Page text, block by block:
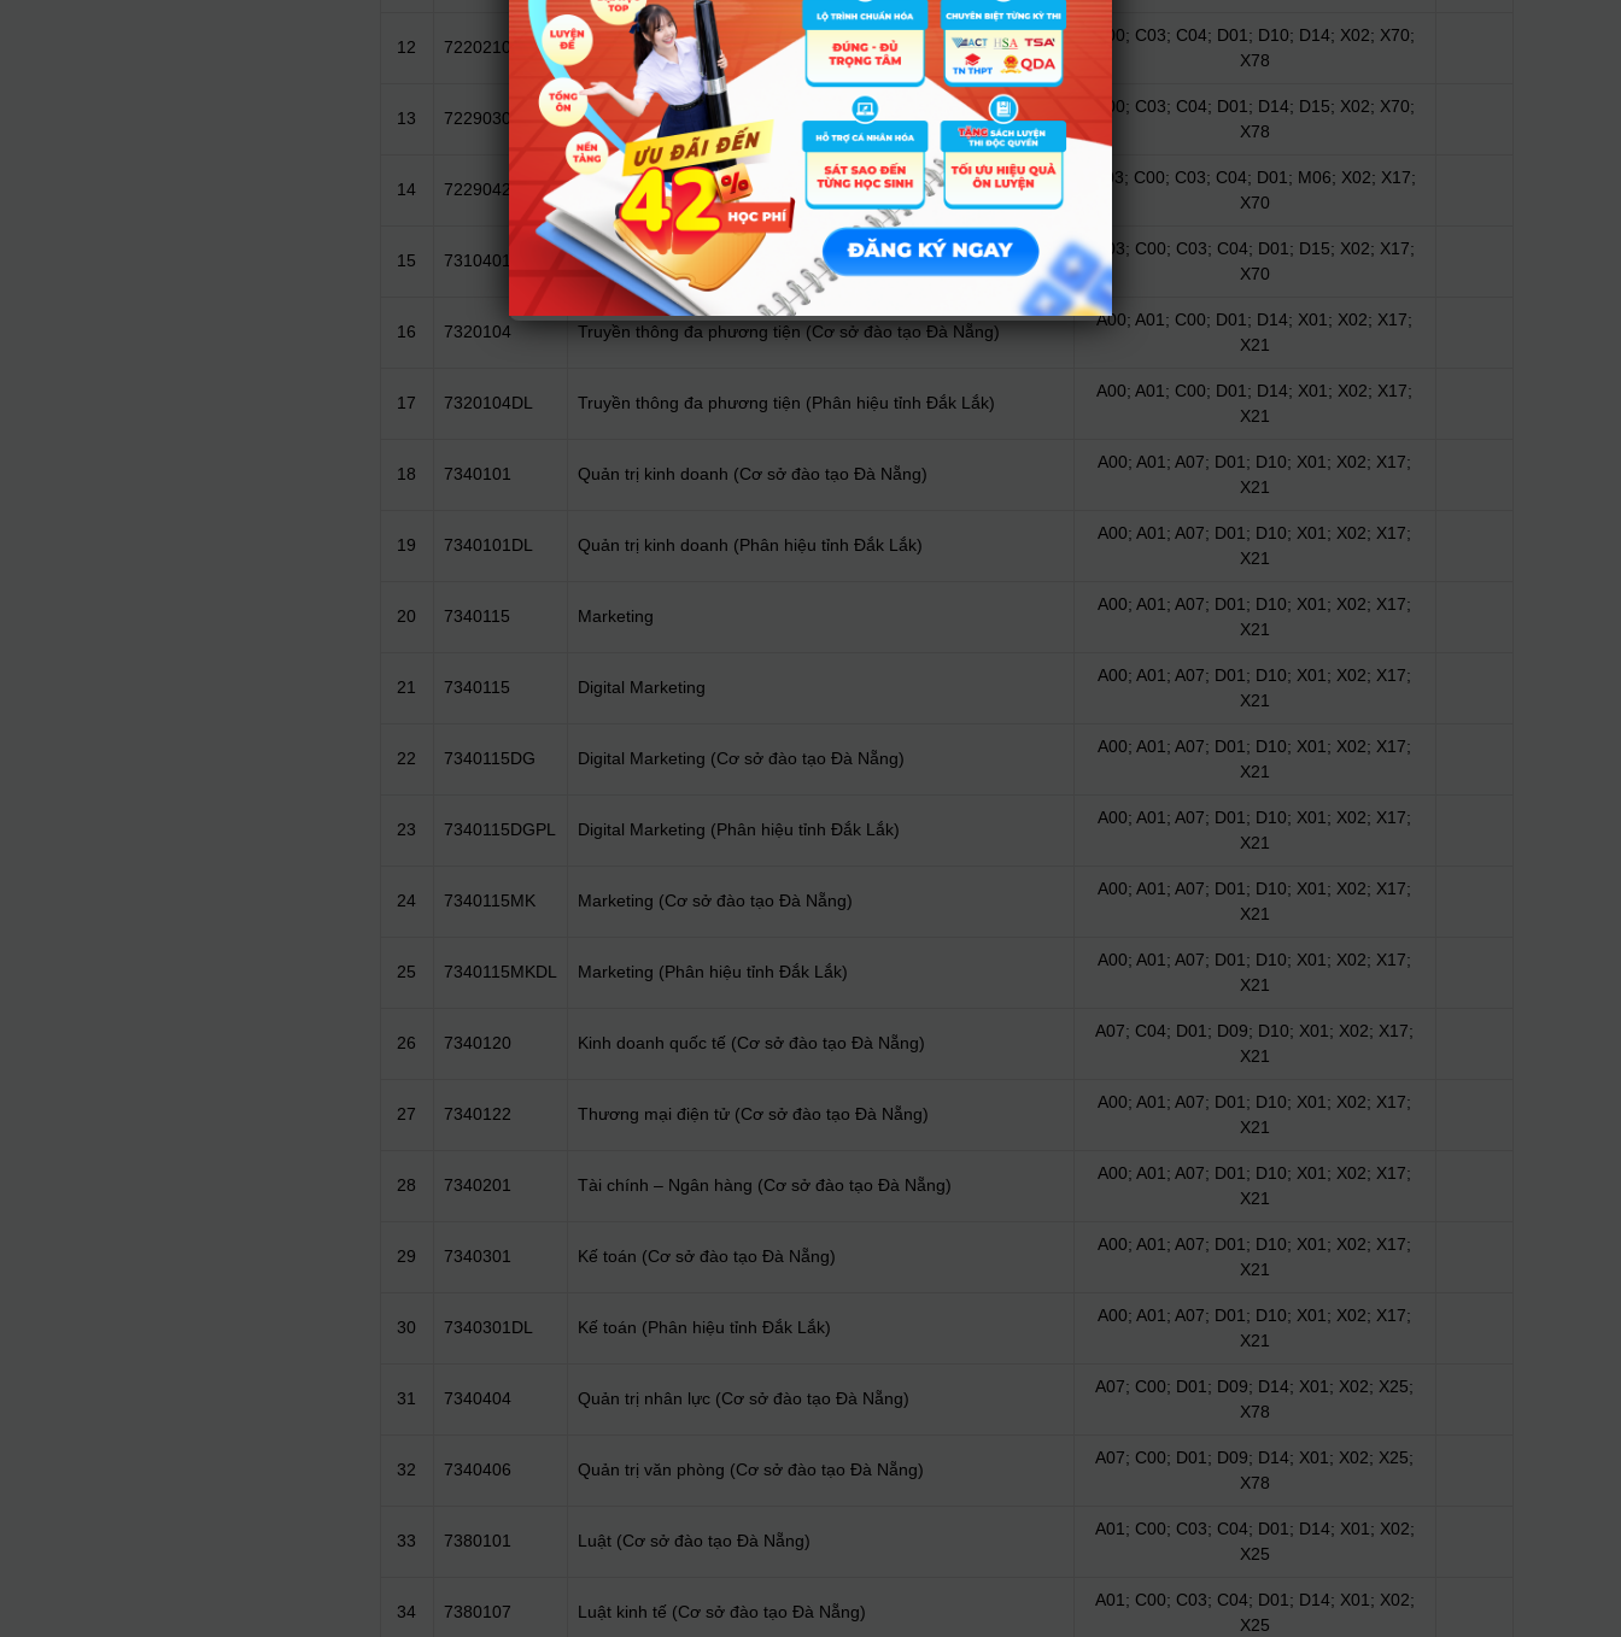
12 7220210 Ngôn ngữ Hàn Quốc (Cơ sở đào tạo Đà Nẵng)
C00; C03; C04; D01; D10; D14; X02; X70;
X78
13 7229030 Văn học (Cơ sở đào tạo Đà Nẵng)
C00; C03; C04; D01; D14; D15; X02; X70;
X78
14 7229042 Quản lý văn hoá (Cơ sở đào tạo Đà Nẵng)
B03; C00; C03; C04; D01; M06; X02; X17;
X70
15 7310401 Tâm lý học (Cơ sở đào tạo Đà Nẵng)
B03; C00; C03; C04; D01; D15; X02; X17;
X70
16 7320104 Truyền thông đa phương tiện (Cơ sở đào tạo Đà Nẵng)
A00; A01; C00; D01; D14; X01; X02; X17;
X21
17 7320104DL Truyền thông đa phương tiện (Phân hiệu tỉnh Đắk Lắk)
A00; A01; C00; D01; D14; X01; X02; X17;
X21
18 7340101 Quản trị kinh doanh (Cơ sở đào tạo Đà Nẵng)
A00; A01; A07; D01; D10; X01; X02; X17;
X21
19 7340101DL Quản trị kinh doanh (Phân hiệu tỉnh Đắk Lắk)
A00; A01; A07; D01; D10; X01; X02; X17;
X21
20 7340115 Marketing
A00; A01; A07; D01; D10; X01; X02; X17;
X21
21 7340115 Digital Marketing
A00; A01; A07; D01; D10; X01; X02; X17;
X21
22 7340115DG Digital Marketing (Cơ sở đào tạo Đà Nẵng)
A00; A01; A07; D01; D10; X01; X02; X17;
X21
23 7340115DGPL Digital Marketing (Phân hiệu tỉnh Đắk Lắk)
A00; A01; A07; D01; D10; X01; X02; X17;
X21
24 7340115MK Marketing (Cơ sở đào tạo Đà Nẵng)
A00; A01; A07; D01; D10; X01; X02; X17;
X21
25 7340115MKDL Marketing (Phân hiệu tỉnh Đắk Lắk)
A00; A01; A07; D01; D10; X01; X02; X17;
X21
26 7340120 Kinh doanh quốc tế (Cơ sở đào tạo Đà Nẵng)
A07; C04; D01; D09; D10; X01; X02; X17;
X21
27 7340122 Thương mại điện tử (Cơ sở đào tạo Đà Nẵng)
A00; A01; A07; D01; D10; X01; X02; X17;
X21
28 7340201 Tài chính – Ngân hàng (Cơ sở đào tạo Đà Nẵng)
A00; A01; A07; D01; D10; X01; X02; X17;
X21
29 7340301 Kế toán (Cơ sở đào tạo Đà Nẵng)
A00; A01; A07; D01; D10; X01; X02; X17;
X21
30 7340301DL Kế toán (Phân hiệu tỉnh Đắk Lắk)
A00; A01; A07; D01; D10; X01; X02; X17;
X21
31 7340404 Quản trị nhân lực (Cơ sở đào tạo Đà Nẵng)
A07; C00; D01; D09; D14; X01; X02; X25;
X78
32 7340406 Quản trị văn phòng (Cơ sở đào tạo Đà Nẵng)
A07; C00; D01; D09; D14; X01; X02; X25;
X78
33 7380101 Luật (Cơ sở đào tạo Đà Nẵng)
A01; C00; C03; C04; D01; D14; X01; X02;
X25
34 7380107 Luật kinh tế (Cơ sở đào tạo Đà Nẵng)
A01; C00; C03; C04; D01; D14; X01; X02;
X25